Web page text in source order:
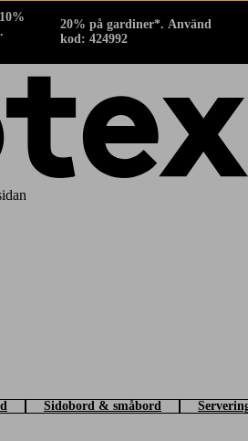
20% på gardiner*. Använd
kod: 424992
Sidobord & småbord